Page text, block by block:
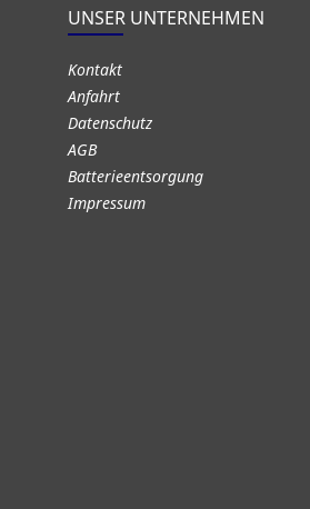
UNSER UNTERNEHMEN
Kontakt
Anfahrt
Datenschutz
AGB
Batterieentsorgung
Impressum